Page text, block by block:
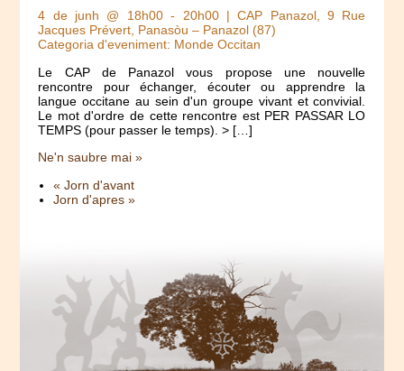
4 de junh @ 18h00- 20h00| CAP Panazol, 9 Rue
Jacques Prévert, Panasòu – Panazol (87)
Categoria d'eveniment: Monde Occitan
Le CAP de Panazol vous propose une nouvelle
rencontre pour échanger, écouter ou apprendre la
langue occitane au sein d'un groupe vivant et convivial.
Le mot d'ordre de cette rencontre est PER PASSAR LO
TEMPS (pour passer le temps). > […]
Ne'n saubre mai »
« Jorn d'avant
Jorn d'apres »